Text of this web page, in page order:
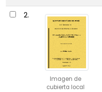
2.
Imagen de
cubierta local